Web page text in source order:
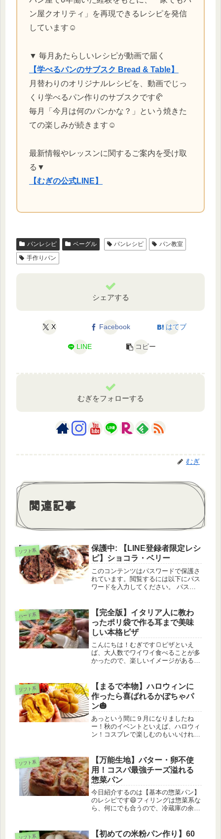
ン屋クオリティ」を再現できるレシピを発信
しています☺️
▼ 毎月あたらしいレシピが動画で届く
【学べるパンのサブスク Bread & Table】
月替わりのオリジナルレシピを、動画でじっ
くり学べるパン作りのサブスクです🥐
毎月「今月は何のパンかな？」という焼きた
ての楽しみが続きます☺️
最新情報やレッスンに関するご案内を受け取
る▼
【むぎの公式LINE】
パンレシピ ベーグル パンレシピ
パン教室
手作りパン
シェアする
X Facebook はてブ
LINE コピー
むぎをフォローする
むぎ
関連記事
ソフト系
保護中: 【LINE登録者限定レシ
ピ】ショコラ・ベリー
このコンテンツはパスワードで保護さ
れています。閲覧するには以下にパス
ワードを入力してください。 パスワ
ハード系
【完全版】イタリア人に教わ
ったポリ袋で作る耳まで美味
しい本格ピザ
こんにちは！むぎです🍞ピザといえ
ば、大人数でワイワイ食べることが多
かったので、楽しいイメージがあるむ
ザを想像する方が多いですが、手作り
ならお好みの具材や、余った料理でア
レン...
ソフト系
【まるで本物】ハロウィンに
作ったら喜ばれるかぼちゃパ
ン🎃
あっという間に９月になりましたね
ー！秋のイベントといえば、ハロウィ
ン！コスプレで楽しむのもいいけれ
回は、『お菓子作りが苦手な方』や
『他の方と差をつけたい方』でも簡単
につくれ...
ソフト系
【万能生地】バター・卵不使
用！コスパ最強チーズ溢れる
惣菜パン
今日紹介するのは【基本の惣菜パン】
のレシピです😄フィリングは惣菜系な
ら、何にでも合うので、冷蔵庫の余り
す！むぎバターや卵も不使用なので、
ソフト系
【初めての米粉パン作り】60